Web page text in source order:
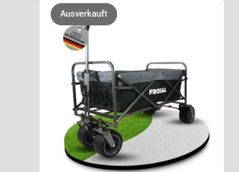
Ausverkauft